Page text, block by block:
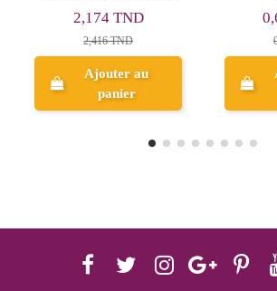
0,676 TND
Ajouter au